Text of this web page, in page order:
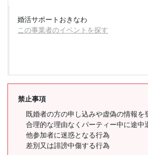
婚活サポートおきなわ
この事業者のイベントを探す
禁止事項
既婚者の方の申し込みや虚偽の情報を
合理的な理由なくパーティー中に途中
他参加者に迷惑となる行為
差別又は誹謗中傷する行為